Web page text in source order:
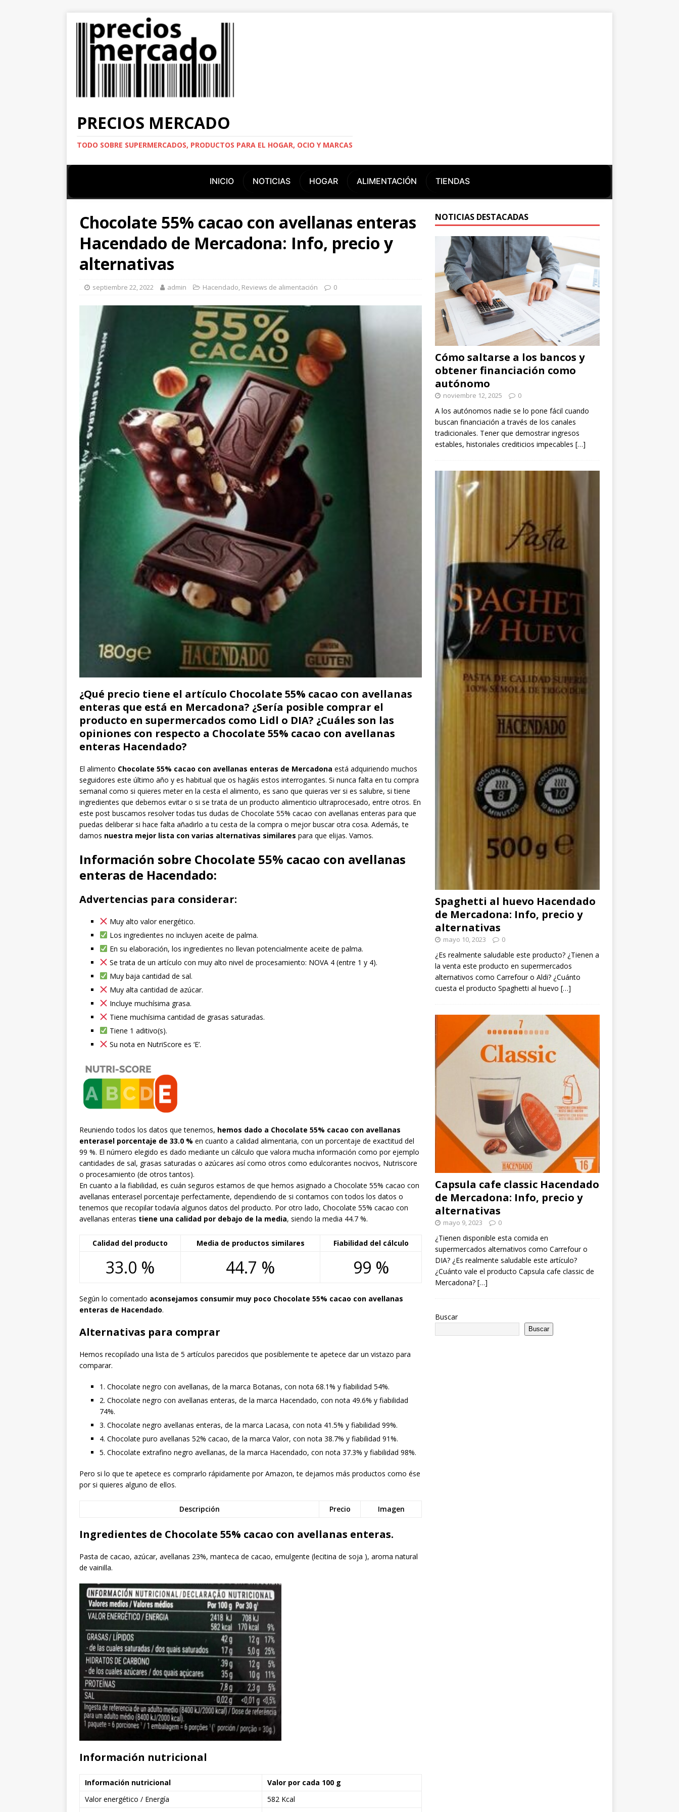
PRECIOS MERCADO
TODO SOBRE SUPERMERCADOS, PRODUCTOS PARA EL HOGAR, OCIO Y MARCAS
INICIO NOTICIAS HOGAR ALIMENTACIÓN TIENDAS
Chocolate 55% cacao con avellanas enteras
Hacendado de Mercadona: Info, precio y
alternativas
septiembre 22, 2022 admin Hacendado, Reviews de alimentación 0
¿Qué precio tiene el artículo Chocolate 55% cacao con avellanas
enteras que está en Mercadona? ¿Sería posible comprar el
producto en supermercados como Lidl o DIA? ¿Cuáles son las
opiniones con respecto a Chocolate 55% cacao con avellanas
enteras Hacendado?
El alimento Chocolate 55% cacao con avellanas enteras de Mercadona está adquiriendo muchos
seguidores este último año y es habitual que os hagáis estos interrogantes. Si nunca falta en tu compra
semanal como si quieres meter en la cesta el alimento, es sano que quieras ver si es salubre, si tiene
ingredientes que debemos evitar o si se trata de un producto alimenticio ultraprocesado, entre otros. En
este post buscamos resolver todas tus dudas de Chocolate 55% cacao con avellanas enteras para que
puedas deliberar si hace falta añadirlo a tu cesta de la compra o mejor buscar otra cosa. Además, te
damos nuestra mejor lista con varias alternativas similares para que elijas. Vamos.
Información sobre Chocolate 55% cacao con avellanas
enteras de Hacendado:
Advertencias para considerar:
Muy alto valor energético.
Los ingredientes no incluyen aceite de palma.
En su elaboración, los ingredientes no llevan potencialmente aceite de palma.
Se trata de un artículo con muy alto nivel de procesamiento: NOVA 4 (entre 1 y 4).
Muy baja cantidad de sal.
Muy alta cantidad de azúcar.
Incluye muchísima grasa.
Tiene muchísima cantidad de grasas saturadas.
Tiene 1 aditivo(s).
Su nota en NutriScore es ‘E’.
Reuniendo todos los datos que tenemos, hemos dado a Chocolate 55% cacao con avellanas
enterasel porcentaje de 33.0 % en cuanto a calidad alimentaria, con un porcentaje de exactitud del
99 %. El número elegido es dado mediante un cálculo que valora mucha información como por ejemplo
cantidades de sal, grasas saturadas o azúcares así como otros como edulcorantes nocivos, Nutriscore
o procesamiento (de otros tantos).
En cuanto a la fiabilidad, es cuán seguros estamos de que hemos asignado a Chocolate 55% cacao con
avellanas enterasel porcentaje perfectamente, dependiendo de si contamos con todos los datos o
tenemos que recopilar todavía algunos datos del producto. Por otro lado, Chocolate 55% cacao con
avellanas enteras tiene una calidad por debajo de la media, siendo la media 44.7 %.
Calidad del producto Media de productos similares Fiabilidad del cálculo
33.0 % 44.7 % 99 %
Según lo comentado aconsejamos consumir muy poco Chocolate 55% cacao con avellanas
enteras de Hacendado.
Alternativas para comprar
Hemos recopilado una lista de 5 artículos parecidos que posiblemente te apetece dar un vistazo para
comparar.
1. Chocolate negro con avellanas, de la marca Botanas, con nota 68.1% y fiabilidad 54%.
2. Chocolate negro con avellanas enteras, de la marca Hacendado, con nota 49.6% y fiabilidad
74%.
3. Chocolate negro avellanas enteras, de la marca Lacasa, con nota 41.5% y fiabilidad 99%.
4. Chocolate puro avellanas 52% cacao, de la marca Valor, con nota 38.7% y fiabilidad 91%.
5. Chocolate extrafino negro avellanas, de la marca Hacendado, con nota 37.3% y fiabilidad 98%.
Pero si lo que te apetece es comprarlo rápidamente por Amazon, te dejamos más productos como ése
por si quieres alguno de ellos.
Descripción Precio Imagen
Ingredientes de Chocolate 55% cacao con avellanas enteras.
Pasta de cacao, azúcar, avellanas 23%, manteca de cacao, emulgente (lecitina de soja ), aroma natural
de vainilla.
Información nutricional
Información nutricional
Valor por cada 100 g
Valor energético / Energía
582 Kcal
NOTICIAS DESTACADAS
Cómo saltarse a los bancos y
obtener financiación como
autónomo
noviembre 12, 2025 0
A los autónomos nadie se lo pone fácil cuando
buscan financiación a través de los canales
tradicionales. Tener que demostrar ingresos
estables, historiales crediticios impecables […]
Spaghetti al huevo Hacendado
de Mercadona: Info, precio y
alternativas
mayo 10, 2023 0
¿Es realmente saludable este producto? ¿Tienen a
la venta este producto en supermercados
alternativos como Carrefour o Aldi? ¿Cuánto
cuesta el producto Spaghetti al huevo […]
Capsula cafe classic Hacendado
de Mercadona: Info, precio y
alternativas
mayo 9, 2023 0
¿Tienen disponible esta comida en
supermercados alternativos como Carrefour o
DIA? ¿Es realmente saludable este artículo?
¿Cuánto vale el producto Capsula cafe classic de
Mercadona? […]
Buscar
Buscar